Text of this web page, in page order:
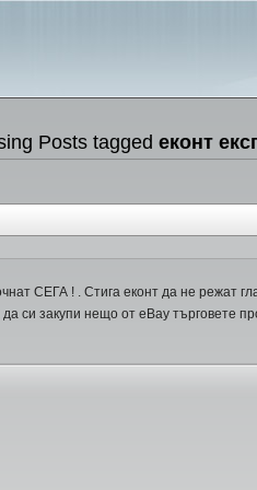
Posts tagged еконт
СЕГА ! . Стига еконт да не режат
си закупи нещо от eBay търговете